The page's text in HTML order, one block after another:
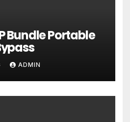
Bundle Portable
ADMIN